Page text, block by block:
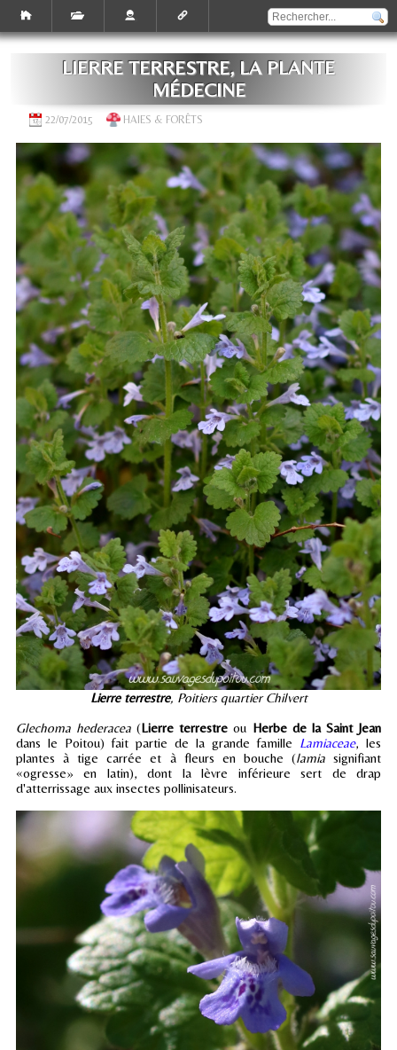
LIERRE TERRESTRE, LA PLANTE
MÉDECINE
22/07/2015 HAIES & FORÊTS
Lierre terrestre, Poitiers quartier Chilvert
Glechoma hederacea (Lierre terrestre ou Herbe de la Saint Jean
dans le Poitou) fait partie de la grande famille Lamiaceae, les
plantes à tige carrée et à fleurs en bouche (lamiasignifiant
«ogresse» en latin), dont la lèvre inférieure sert de drap
d'atterrissage aux insectes pollinisateurs.